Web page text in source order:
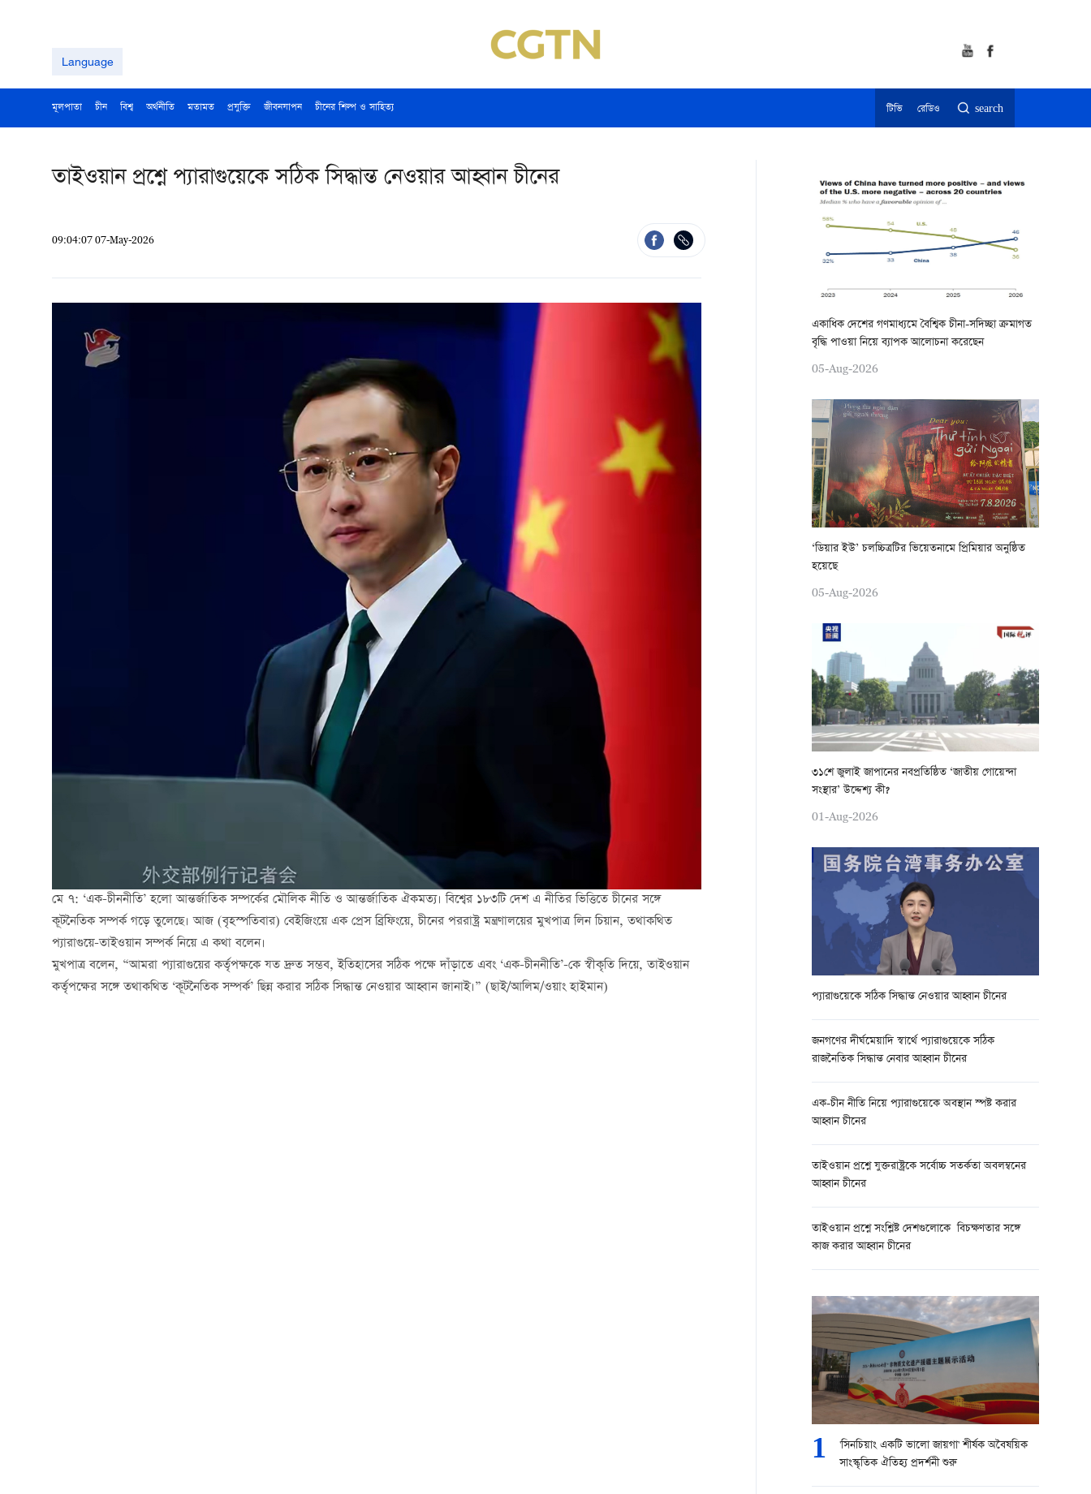
Language
মূলপাতা চীন বিশ্ব অর্থনীতি মতামত প্রযুক্তি জীবনযাপন চীনের শিল্প ও সাহিত্য টিভি রেডিও search
তাইওয়ান প্রশ্নে প্যারাগুয়েকে সঠিক সিদ্ধান্ত নেওয়ার আহ্বান চীনের
09:04:07 07-May-2026
মে ৭: ‘এক-চীননীতি’ হলো আন্তর্জাতিক সম্পর্কের মৌলিক নীতি ও আন্তর্জাতিক ঐকমত্য। বিশ্বের ১৮৩টি দেশ এ নীতির ভিত্তিতে চীনের সঙ্গে
কূটনৈতিক সম্পর্ক গড়ে তুলেছে। আজ (বৃহস্পতিবার) বেইজিংয়ে এক প্রেস ব্রিফিংয়ে, চীনের পররাষ্ট্র মন্ত্রণালয়ের মুখপাত্র লিন চিয়ান, তথাকথিত
প্যারাগুয়ে-তাইওয়ান সম্পর্ক নিয়ে এ কথা বলেন।
মুখপাত্র বলেন, “আমরা প্যারাগুয়ের কর্তৃপক্ষকে যত দ্রুত সম্ভব, ইতিহাসের সঠিক পক্ষে দাঁড়াতে এবং ‘এক-চীননীতি’-কে স্বীকৃতি দিয়ে, তাইওয়ান
কর্তৃপক্ষের সঙ্গে তথাকথিত ‘কূটনৈতিক সম্পর্ক’ ছিন্ন করার সঠিক সিদ্ধান্ত নেওয়ার আহ্বান জানাই।” (ছাই/আলিম/ওয়াং হাইমান)
একাধিক দেশের গণমাধ্যমে বৈশ্বিক চীনা-সদিচ্ছা ক্রমাগত
বৃদ্ধি পাওয়া নিয়ে ব্যাপক আলোচনা করেছেন
05-Aug-2026
‘ডিয়ার ইউ’ চলচ্চিত্রটির ভিয়েতনামে প্রিমিয়ার অনুষ্ঠিত
হয়েছে
05-Aug-2026
৩১শে জুলাই জাপানের নবপ্রতিষ্ঠিত ‘জাতীয় গোয়েন্দা
সংস্থার’ উদ্দেশ্য কী?
01-Aug-2026
প্যারাগুয়েকে সঠিক সিদ্ধান্ত নেওয়ার আহ্বান চীনের
জনগণের দীর্ঘমেয়াদি স্বার্থে প্যারাগুয়েকে সঠিক
রাজনৈতিক সিদ্ধান্ত নেবার আহ্বান চীনের
এক-চীন নীতি নিয়ে প্যারাগুয়েকে অবস্থান স্পষ্ট করার
আহ্বান চীনের
তাইওয়ান প্রশ্নে যুক্তরাষ্ট্রকে সর্বোচ্চ সতর্কতা অবলম্বনের
আহ্বান চীনের
তাইওয়ান প্রশ্নে সংশ্লিষ্ট দেশগুলোকে বিচক্ষণতার সঙ্গে
কাজ করার আহ্বান চীনের
1
'সিনচিয়াং একটি ভালো জায়গা' শীর্ষক অবৈষয়িক
সাংস্কৃতিক ঐতিহ্য প্রদর্শনী শুরু